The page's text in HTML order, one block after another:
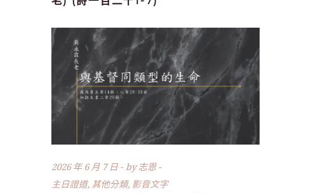
2026 年 6 月 7 日 by志恩
主日證道, 其他分類, 影音文字